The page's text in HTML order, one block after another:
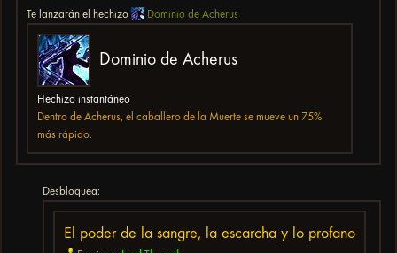
Te lanzarán el hechizo Dominio de Acherus
Dominio de Acherus
Hechizo instantáneo
Dentro de Acherus, el caballero de la Muerte se mueve un 75%
más rápido.
Desbloquea:
El poder de la sangre, la escarcha y lo profano